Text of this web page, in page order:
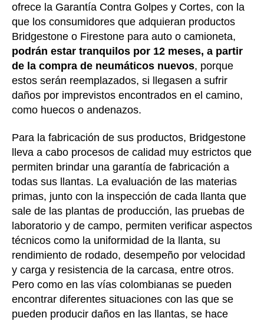
ofrece la Garantía Contra Golpes y Cortes, con la
que los consumidores que adquieran productos
Bridgestone o Firestone para auto o camioneta,
podrán estar tranquilos por 12 meses, a partir
de la compra de neumáticos nuevos, porque
estos serán reemplazados, si llegasen a sufrir
daños por imprevistos encontrados en el camino,
como huecos o andenazos.
Para la fabricación de sus productos, Bridgestone
lleva a cabo procesos de calidad muy estrictos que
permiten brindar una garantía de fabricación a
todas sus llantas. La evaluación de las materias
primas, junto con la inspección de cada llanta que
sale de las plantas de producción, las pruebas de
laboratorio y de campo, permiten verificar aspectos
técnicos como la uniformidad de la llanta, su
rendimiento de rodado, desempeño por velocidad
y carga y resistencia de la carcasa, entre otros.
Pero como en las vías colombianas se pueden
encontrar diferentes situaciones con las que se
pueden producir daños en las llantas, se hace